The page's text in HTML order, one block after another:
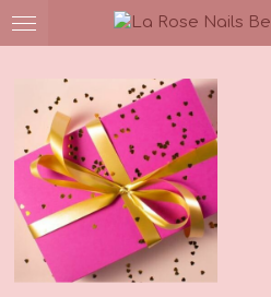
Ga
direct
hoofdinhoud